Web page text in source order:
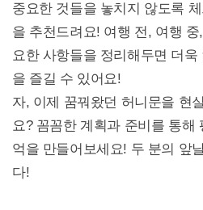
중요한 것들을 놓치지 않도록
을 추천드려요! 여행 전, 여행
요한 사항들을 정리해두면 더
을 즐길 수 있어요!
자, 이제 꿈꿔왔던 허니문을 현
요? 꼼꼼한 계획과 준비를 통해
억을 만들어보세요! 두 분의 앞
다!